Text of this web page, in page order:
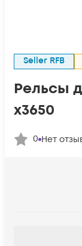
Seller RFB
Рельсы
x3650
0 Нет